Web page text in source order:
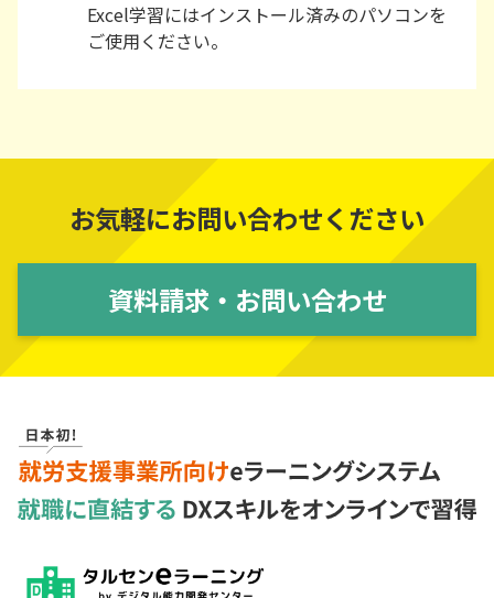
Excel学習にはインストール済みのパソコンを
ご使用ください。
お気軽にお問い合わせください
資料請求・お問い合わせ